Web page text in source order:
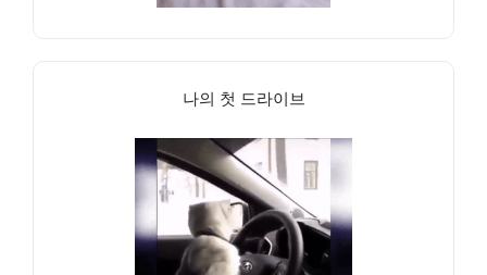
나의 첫 드라이브